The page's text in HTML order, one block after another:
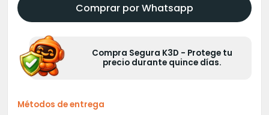
Comprar por Whatsapp
Compra Segura K3D - Protege tu
precio durante quince días.
Métodos de entrega